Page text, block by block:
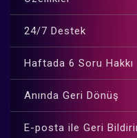
24/7 Destek
Haftada 6 Soru Hakkı
Anında Geri Dönüş
E-posta ile Geri